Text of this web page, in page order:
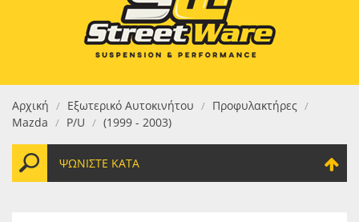
ΚΑΘΑΡΌ ΣΎΝΟΛΟ:
ΤΕΛΙΚΌ ΣΎΝΟΛΟ:0,00 €
Αρχική / Εξωτερικό Αυτοκινήτου / Προφυλακτήρες /
Mazda / P/U / (1999 - 2003)
ΨΩΝΊΣΤΕ ΚΑΤΆ